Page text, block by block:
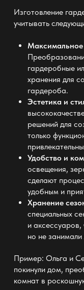
Изготовление
учитывать
Максимальное
гардеробные
хранения для
гардероба.
Эстетика и
решений для
только
Удобство и
освещения,
сделают
удобным и
Хранение
специальных
и
но не
Пример: Ольга и
покинули дом,
комнат в